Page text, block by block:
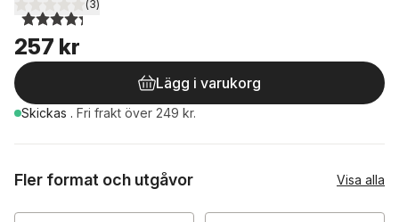
4,3utav 5 stjärnor. Totalt antal röster:
(3)
257 kr
Lägg i varukorg
Skickas . Fri frakt över 249 kr.
Fler format och utgåvor Visa alla